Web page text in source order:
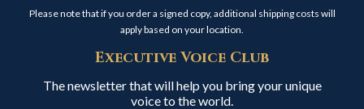
Please note that if you order a signed copy, additional shipping costs will
apply based on your location.
Executive Voice Club
The newsletter that will help you bring your unique
voice to the world.